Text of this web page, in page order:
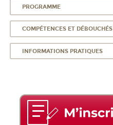
PROGRAMME
COMPÉTENCES ET DÉBOUCHÉS
INFORMATIONS PRATIQUES